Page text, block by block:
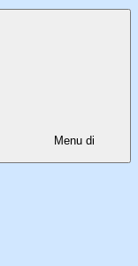
Menu di